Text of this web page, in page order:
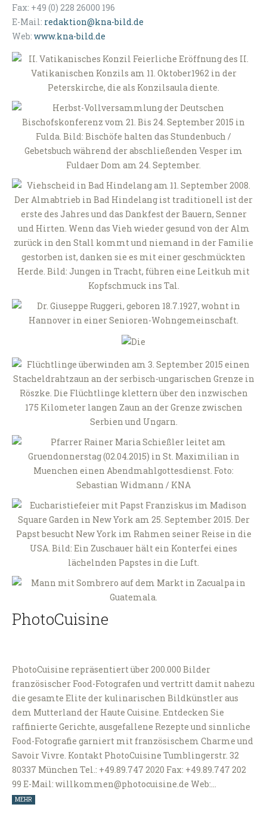
Fax: +49 (0) 228 26000 196
E-Mail: redaktion@kna-bild.de
Web: www.kna-bild.de
PhotoCuisine
PhotoCuisine repräsentiert über 200.000 Bilder
französischer Food-Fotografen und vertritt damit nahezu
die gesamte Elite der kulinarischen Bildkünstler aus
dem Mutterland der Haute Cuisine. Entdecken Sie
raffinierte Gerichte, ausgefallene Rezepte und sinnliche
Food-Fotografie garniert mit französischem Charme und
Savoir Vivre. Kontakt PhotoCuisine Tumblingerstr. 32
80337 München Tel.: +49.89.747 2020 Fax: +49.89.747 202
99 E-Mail: willkommen@photocuisine.de Web:…
MEHR